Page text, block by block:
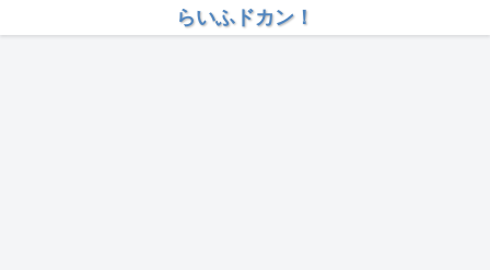
らいふドカン！